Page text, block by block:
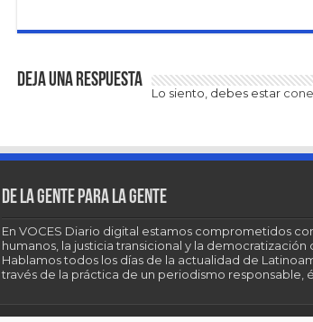
Deja una respuesta
Lo siento, debes estar
De la gente para la gente
En VOCES Diario digital estamos comprometidos
humanos, la justicia transicional y la democratización
Hablamos todos los días de la actualidad de
través de la práctica de un periodismo responsable,